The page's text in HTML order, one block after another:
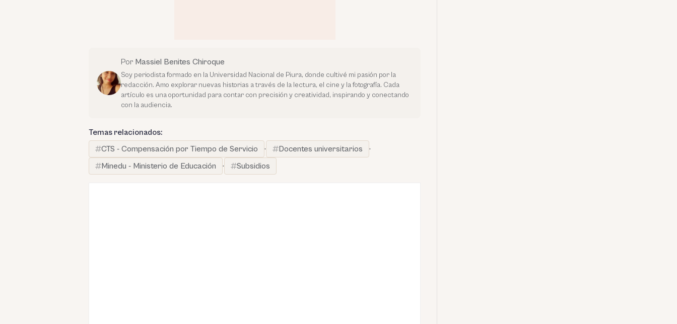
Por Massiel Benites Chiroque
Soy periodista formado en la Universidad Nacional de Piura, donde cultivé mi pasión por la
redacción. Amo explorar nuevas historias a través de la lectura, el cine y la fotografía. Cada
artículo es una oportunidad para contar con precisión y creatividad, inspirando y conectando
con la audiencia.
Temas relacionados:
CTS - Compensación por Tiempo de Servicio
· Docentes universitarios
·
Minedu - Ministerio de Educación
· Subsidios